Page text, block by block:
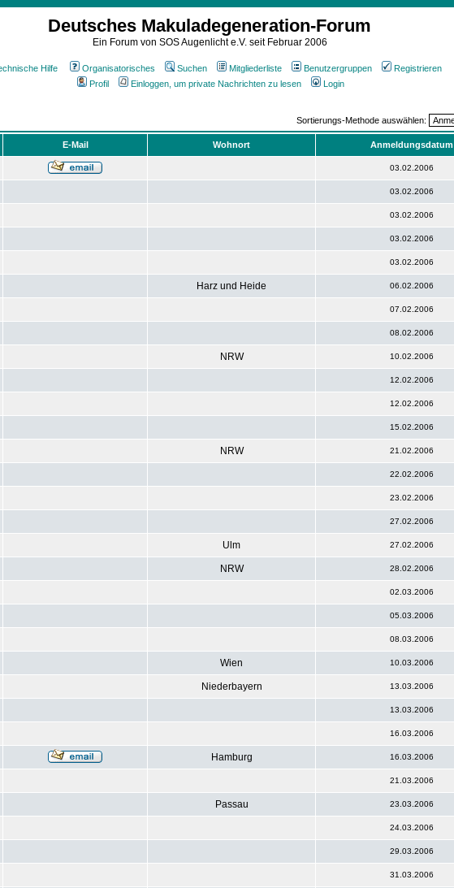
Deutsches Makuladegeneration-Forum
Ein Forum von SOS Augenlicht e.V. seit Februar 2006
Hilfe Organisatorisches Suchen Mitgliederliste Benutzergruppen
Registrieren
Profil
Einloggen, um private Nachrichten zu lesen Login
Sortierungs-Methode auswählen:
E-Mail Wohnort Anmeldungsdatum
03.02.2006
03.02.2006
03.02.2006
03.02.2006
03.02.2006
Harz und Heide 06.02.2006
07.02.2006
08.02.2006
NRW 10.02.2006
12.02.2006
12.02.2006
15.02.2006
NRW 21.02.2006
22.02.2006
23.02.2006
27.02.2006
Ulm 27.02.2006
NRW 28.02.2006
02.03.2006
05.03.2006
08.03.2006
Wien 10.03.2006
Niederbayern 13.03.2006
13.03.2006
16.03.2006
Hamburg 16.03.2006
21.03.2006
Passau 23.03.2006
24.03.2006
29.03.2006
31.03.2006